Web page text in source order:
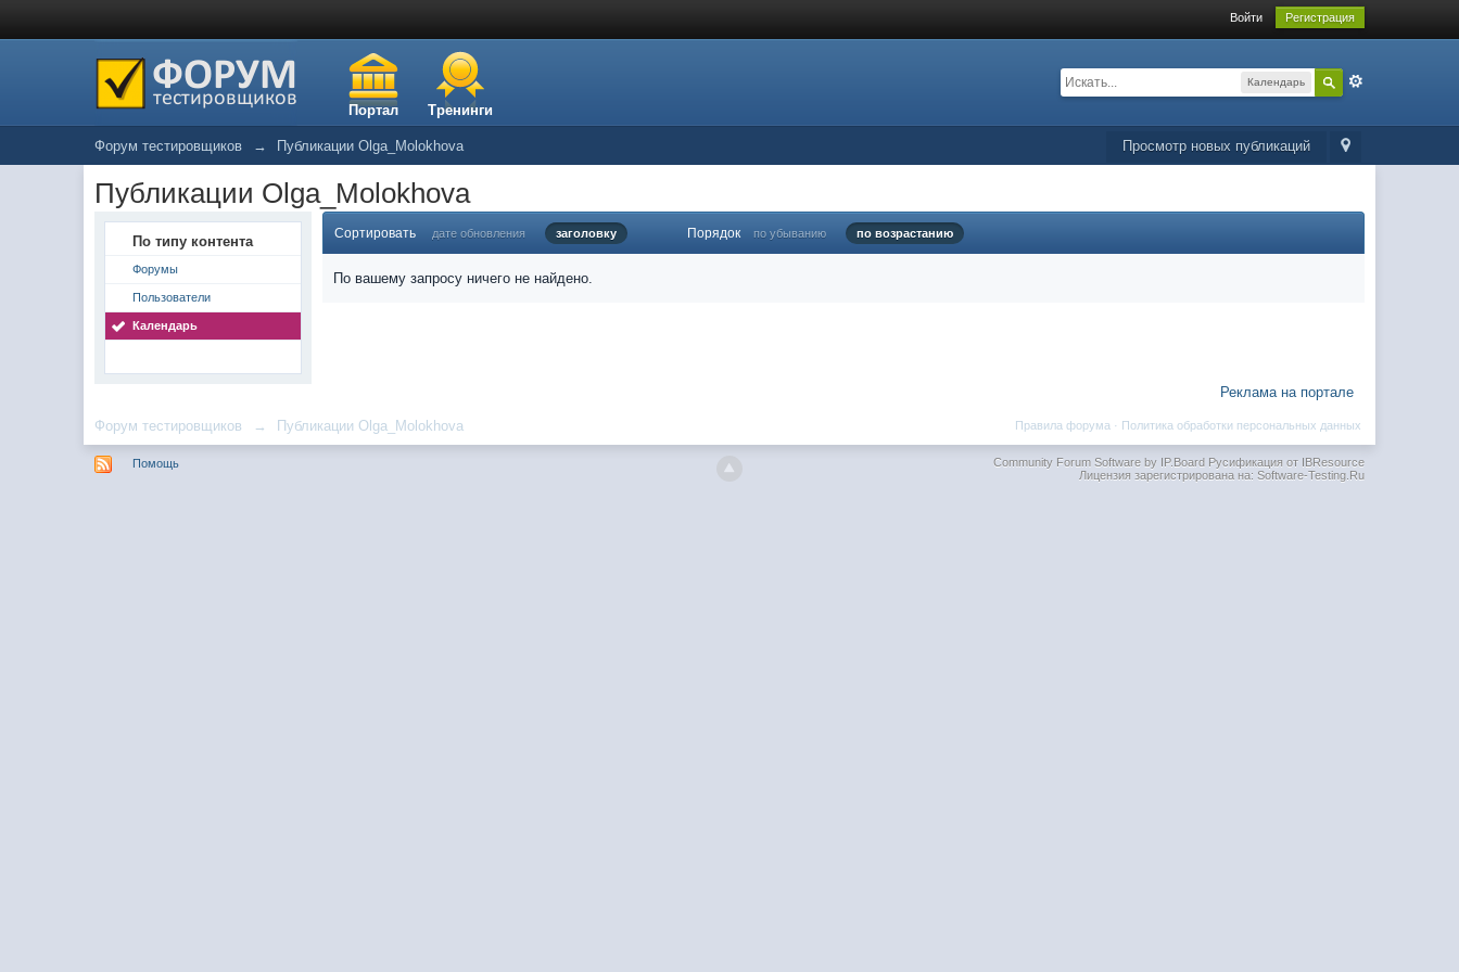
Войти Регистрация
Портал Тренинги
Календарь
Просмотр новых публикаций
Форум тестировщиков → Публикации Olga_Molokhova
Публикации Olga_Molokhova
По типу контента
Форумы
Пользователи
Календарь
Сортировать дате обновления заголовку Порядок по убыванию по возрастанию
По вашему запросу ничего не найдено.
Реклама на портале
Форум тестировщиков → Публикации Olga_Molokhova Политика обработки персональных данных
Правила форума ·
Помощь Community Forum Software by IP.BoardРусификация от IBResource
Лицензия зарегистрирована на: Software-Testing.Ru